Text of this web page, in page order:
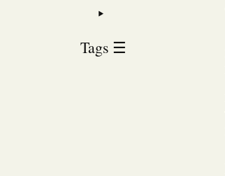
Tags ☰